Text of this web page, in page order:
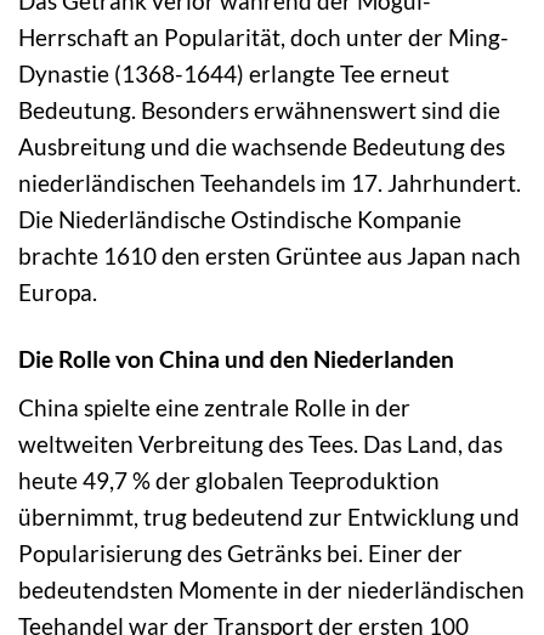
Herrschaft an Popularität, doch unter der Ming-
Dynastie (1368-1644) erlangte Tee erneut
Bedeutung. Besonders erwähnenswert sind die
Ausbreitung und die wachsende Bedeutung des
niederländischen Teehandels im 17. Jahrhundert.
Die Niederländische Ostindische Kompanie
brachte 1610 den ersten Grüntee aus Japan nach
Europa.
Die Rolle von China und den Niederlanden
China spielte eine zentrale Rolle in der
weltweiten Verbreitung des Tees. Das Land, das
heute 49,7 % der globalen Teeproduktion
übernimmt, trug bedeutend zur Entwicklung und
Popularisierung des Getränks bei. Einer der
bedeutendsten Momente in der niederländischen
Teehandel war der Transport der ersten 100